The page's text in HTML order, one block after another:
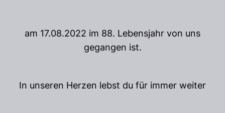
am 17.08.2022 im 88. Lebensjahr von uns
gegangen ist.
In unseren Herzen lebst du für immer weiter